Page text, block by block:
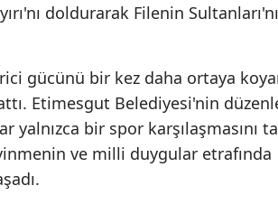
İzmir
Kastamonu
Kayseri
Kırklareli
doldurarak Filenin
gücünü bir kez daha ortaya
Etimesgut Belediyesi'nin
yalnızca bir spor karşılaşmasını
ve milli duygular etrafında